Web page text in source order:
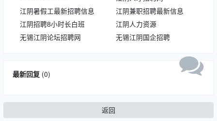
江阴暑假工最新招聘信息
江阴兼职招聘最新信息
江阴招聘8小时长白班
江阴人力资源
无锡江阴论坛招聘网
无锡江阴国企招聘
最新回复(0)
返回